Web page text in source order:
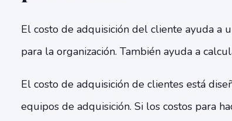
El costo de adquisición del cliente ayuda a
para la organización. También ayuda a
El costo de adquisición de clientes está
equipos de adquisición. Si los costos para